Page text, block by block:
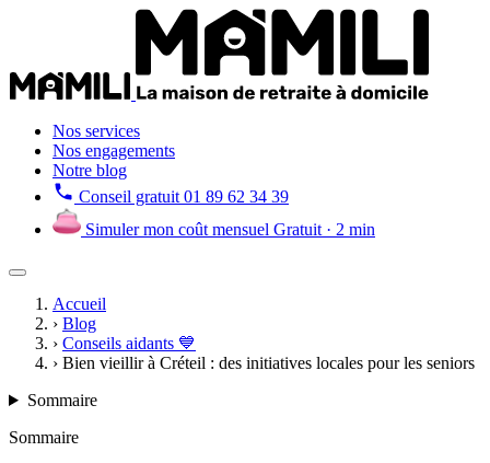
Nos services
Nos engagements
Notre blog
Conseil gratuit 01 89 62 34 39
Simuler mon coût mensuel Gratuit · 2 min
Accueil
› Blog
› Conseils aidants 💙
› Bien vieillir à Créteil : des initiatives locales pour les seniors
Sommaire
Sommaire